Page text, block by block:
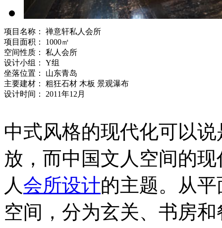
项目名称： 禅意轩私人会所
项目面积： 1000㎡
空间性质： 私人会所
设计小组： Y组
坐落位置： 山东青岛
主要建材： 粗狂石材 木板 景观瀑布
设计时间： 2011年12月
中式风格的现代化可以
放，而中国文人空间的
人会所设计的主题。从
空间，分为玄关、书房